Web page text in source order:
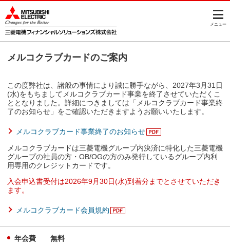
メニュー
メルコクラブカードのご案内
この度弊社は、諸般の事情により誠に勝手ながら、2027年3月31日
(水)をもちましてメルコクラブカード事業を終了させていただくこ
ととなりました。詳細につきましては「メルコクラブカード事業終
了のお知らせ」をご確認いただきますようお願いいたします。
メルコクラブカード事業終了のお知らせ
メルコクラブカードは三菱電機グループ内決済に特化した三菱電機
グループの社員の方・OB/OGの方のみ発行しているグループ内利
用専用のクレジットカードです。
入会申込書受付は2026年9月30日(水)到着分までとさせていただき
ます。
メルコクラブカード会員規約
年会費 無料